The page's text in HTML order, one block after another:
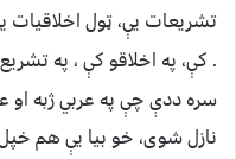
تشریعات یې، ټول اخلاقیات
. کې، په اخلاقو کې ، په
سره ددې چې په عربي ژبه او
نازل شوی، خو بیا یې هم